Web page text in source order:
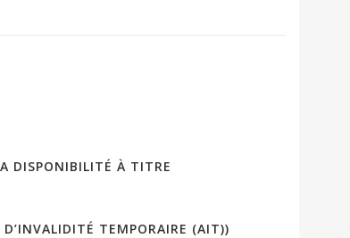
DISPONIBILITÉ À TITRE
TEMPORAIRE (AIT))